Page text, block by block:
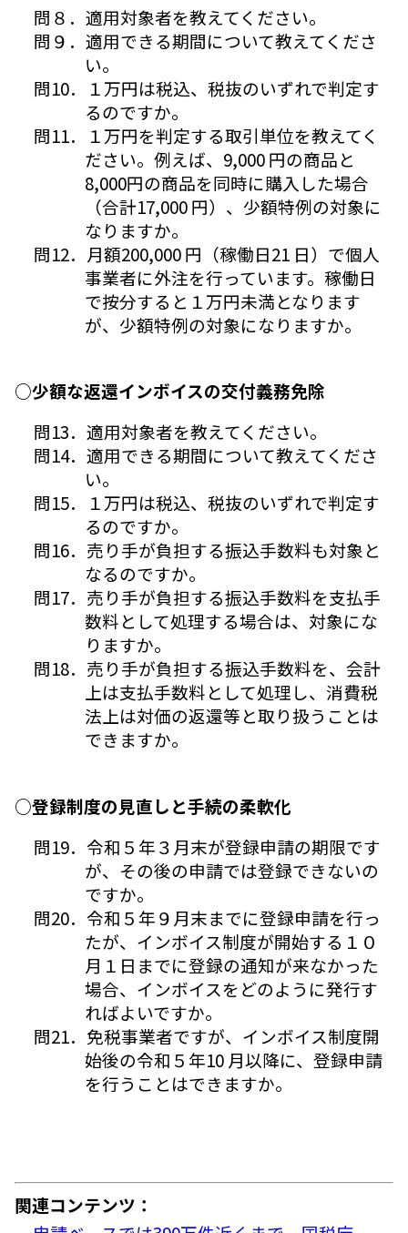
問８．適用対象者を教えてください。
問９．適用できる期間について教えてくださ
い。
問10．１万円は税込、税抜のいずれで判定す
るのですか。
問11．１万円を判定する取引単位を教えてく
ださい。例えば、9,000 円の商品と
8,000円の商品を同時に購入した場合
（合計17,000 円）、少額特例の対象に
なりますか。
問12．月額200,000 円（稼働日21 日）で個人
事業者に外注を行っています。稼働日
で按分すると１万円未満となります
が、少額特例の対象になりますか。
○少額な返還インボイスの交付義務免除
問13．適用対象者を教えてください。
問14．適用できる期間について教えてくださ
い。
問15．１万円は税込、税抜のいずれで判定す
るのですか。
問16．売り手が負担する振込手数料も対象と
なるのですか。
問17．売り手が負担する振込手数料を支払手
数料として処理する場合は、対象にな
りますか。
問18．売り手が負担する振込手数料を、会計
上は支払手数料として処理し、消費税
法上は対価の返還等と取り扱うことは
できますか。
○登録制度の見直しと手続の柔軟化
問19．令和５年３月末が登録申請の期限です
が、その後の申請では登録できないの
ですか。
問20．令和５年９月末までに登録申請を行っ
たが、インボイス制度が開始する１０
月１日までに登録の通知が来なかった
場合、インボイスをどのように発行す
ればよいですか。
問21．免税事業者ですが、インボイス制度開
始後の令和５年10 月以降に、登録申請
を行うことはできますか。
関連コンテンツ：